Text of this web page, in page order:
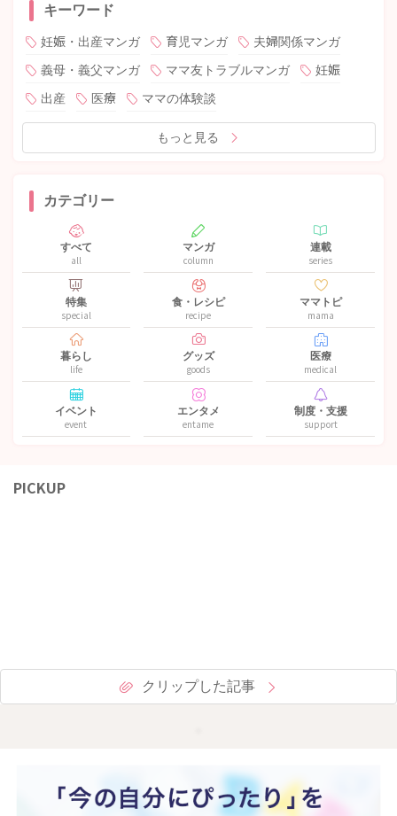
キーワード
妊娠・出産マンガ 育児マンガ
夫婦関係マンガ
義母・義父マンガ
ママ友トラブルマンガ
妊娠
出産
医療 ママの体験談
もっと見る
カテゴリー
すべて
all
マンガ
column
連載
series
特集
special
食・レシピ
recipe
ママトピ
mama
暮らし
life
グッズ
goods
医療
medical
イベント
event
エンタメ
entame
制度・支援
support
PICKUP
クリップした記事